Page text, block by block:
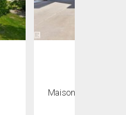
Maison